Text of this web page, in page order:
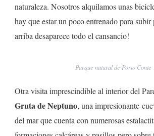
naturaleza. Nosotros alquilamos unas
hay que estar un poco entrenado para
arriba desaparece todo el cansancio!
Parque natural de Porto Conte
Otra visita imprescindible al interior del
Gruta de Neptuno, una impresionante
del mar que cuenta con numerosas